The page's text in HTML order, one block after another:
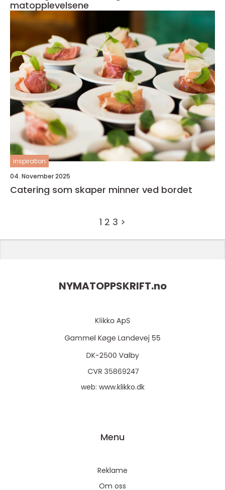
matopplevelsene
inspiration
04. November 2025
Catering som skaper minner ved bordet
1 2 3 >
NYMATOPPSKRIFT.no
web: www.klikko.dk
Menu
Reklame
Om oss